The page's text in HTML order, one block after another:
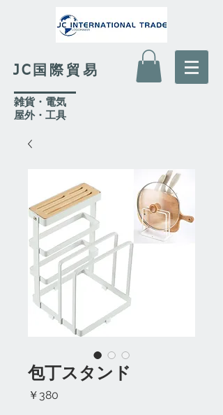
JC国際貿易
​雑貨・電気
​屋外・工具
包丁スタンド
￥380